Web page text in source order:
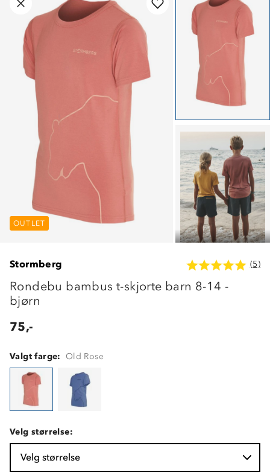
OUTLET OUTLET
OUTLET
Stormberg (5)
Rondebu bambus t-skjorte barn 8-14 -
bjørn
75,-
Valgt farge: Old Rose
Velg størrelse:
Velg størrelse